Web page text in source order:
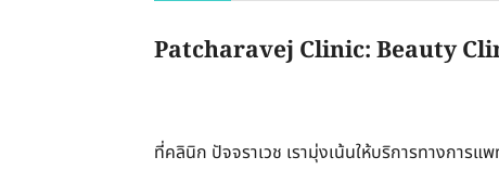
Patcharavej Clinic: Beauty
ที่คลินิก ปัจจราเวช เรามุ่งเน้นให้บริการทางกา